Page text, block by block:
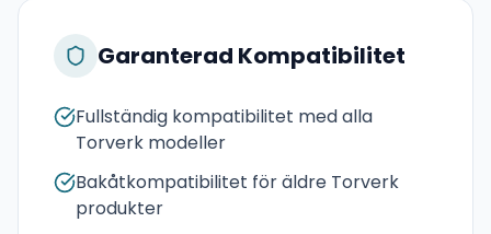
Garanterad Kompatibilitet
Fullständig kompatibilitet med alla
Torverk modeller
Bakåtkompatibilitet för äldre Torverk
produkter